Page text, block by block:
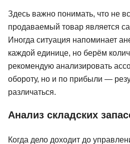
Здесь важно понимать, что не
продаваемый товар является
Иногда ситуация напоминает
каждой единице, но берём
рекомендую анализировать
обороту, но и по прибыли —
различаться.
Анализ складских
Когда дело доходит до